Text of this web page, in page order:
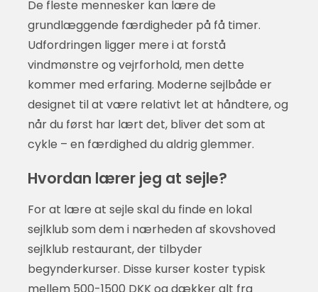
De fleste mennesker kan lære de
grundlæggende færdigheder på få timer.
Udfordringen ligger mere i at forstå
vindmønstre og vejrforhold, men dette
kommer med erfaring. Moderne sejlbåde er
designet til at være relativt let at håndtere, og
når du først har lært det, bliver det som at
cykle – en færdighed du aldrig glemmer.
Hvordan lærer jeg at sejle?
For at lære at sejle skal du finde en lokal
sejlklub som dem i nærheden af skovshoved
sejlklub restaurant, der tilbyder
begynderkurser. Disse kurser koster typisk
mellem 500-1500 DKK og dækker alt fra